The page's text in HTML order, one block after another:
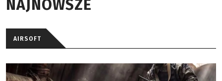
NAJNOWSZE
AIRSOFT